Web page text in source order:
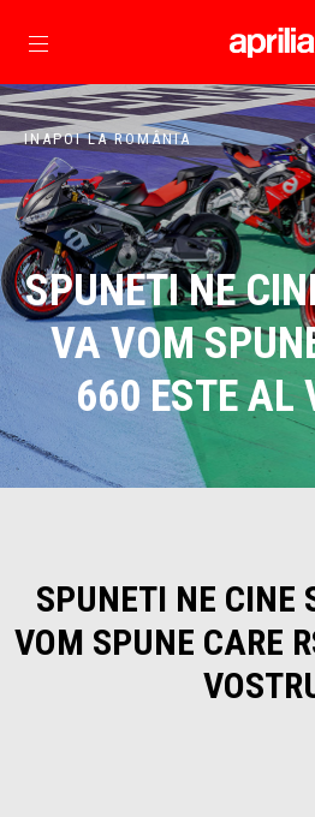
Alege
INAPOI LA ROMÂNIA
SPUNETI NE
VA VOM
660 ESTE AL
SPUNETI NE CINE
VOM SPUNE CARE